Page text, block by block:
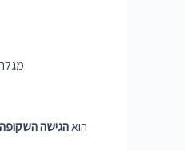
אחד המאפיינים הבולטים של Ultius הואהגישה